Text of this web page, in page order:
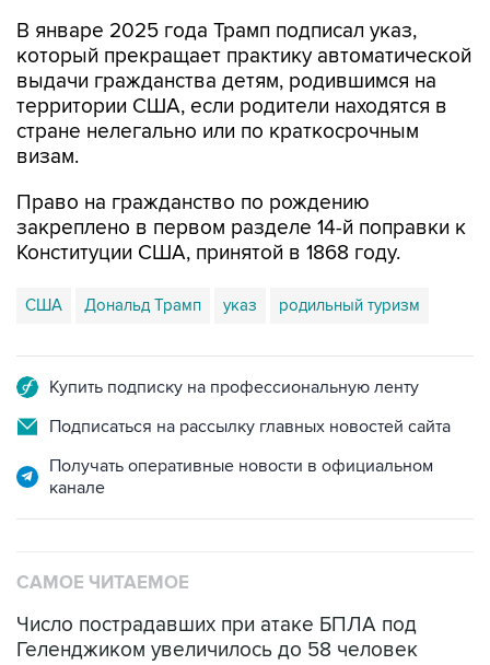
В январе 2025 года Трамп подписал указ,
который прекращает практику автоматической
выдачи гражданства детям, родившимся на
территории США, если родители находятся в
стране нелегально или по краткосрочным
визам.
Право на гражданство по рождению
закреплено в первом разделе 14-й поправки к
Конституции США, принятой в 1868 году.
США Дональд Трамп указ родильный туризм
Купить подписку на профессиональную ленту
Подписаться на рассылку главных новостей сайта
Получать оперативные новости в официальном
канале
САМОЕ ЧИТАЕМОЕ
Число пострадавших при атаке БПЛА под
Геленджиком увеличилось до 58 человек